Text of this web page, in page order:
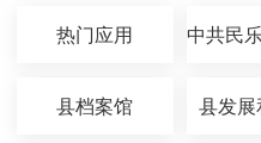
热门应用
县档案馆 县发